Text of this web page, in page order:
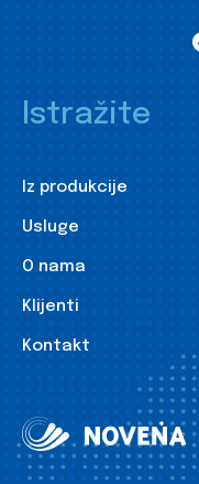
Istražite
Iz produkcije
Usluge
O nama
Klijenti
Kontakt